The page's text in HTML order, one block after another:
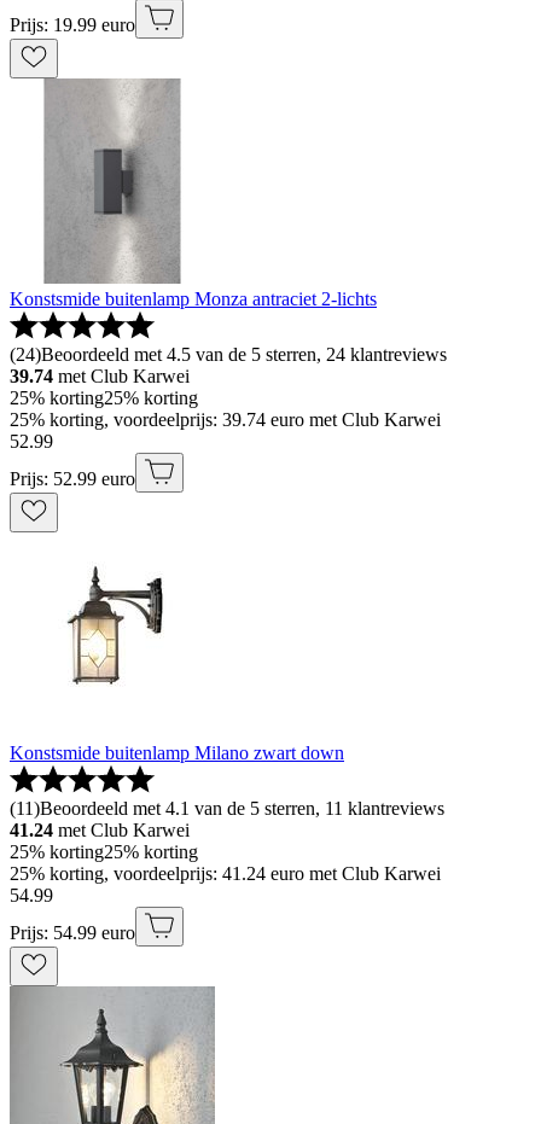
Prijs: 19.99 euro
Konstsmide buitenlamp Monza antraciet 2-lichts
(24)Beoordeeld met 4.5 van de 5 sterren, 24 klantreviews
39.74 met Club Karwei
25% korting25% korting
25% korting, voordeelprijs: 39.74 euro met Club Karwei
52.99
Prijs: 52.99 euro
Konstsmide buitenlamp Milano zwart down
(11)Beoordeeld met 4.1 van de 5 sterren, 11 klantreviews
41.24 met Club Karwei
25% korting25% korting
25% korting, voordeelprijs: 41.24 euro met Club Karwei
54.99
Prijs: 54.99 euro